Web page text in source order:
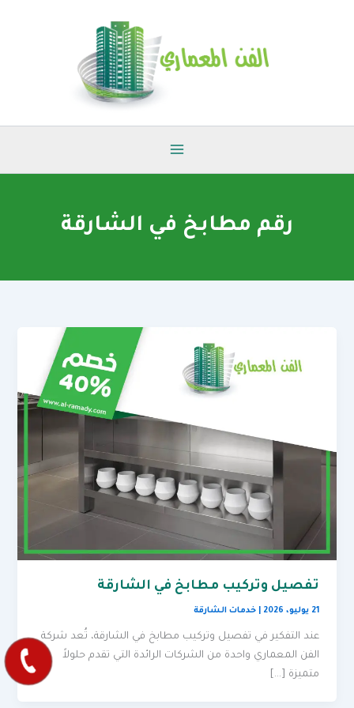
رقم مطابخ في الشارقة
تفصيل وتركيب مطابخ في الشارقة
21 يوليو، 2026 |خدمات الشارقة
عند التفكير في تفصيل وتركيب مطابخ في الشارقة، تُعد شركة
الفن المعماري واحدة من الشركات الرائدة التي تقدم حلولاً
متميزة […]